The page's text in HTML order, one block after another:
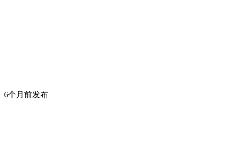
6个月前发布